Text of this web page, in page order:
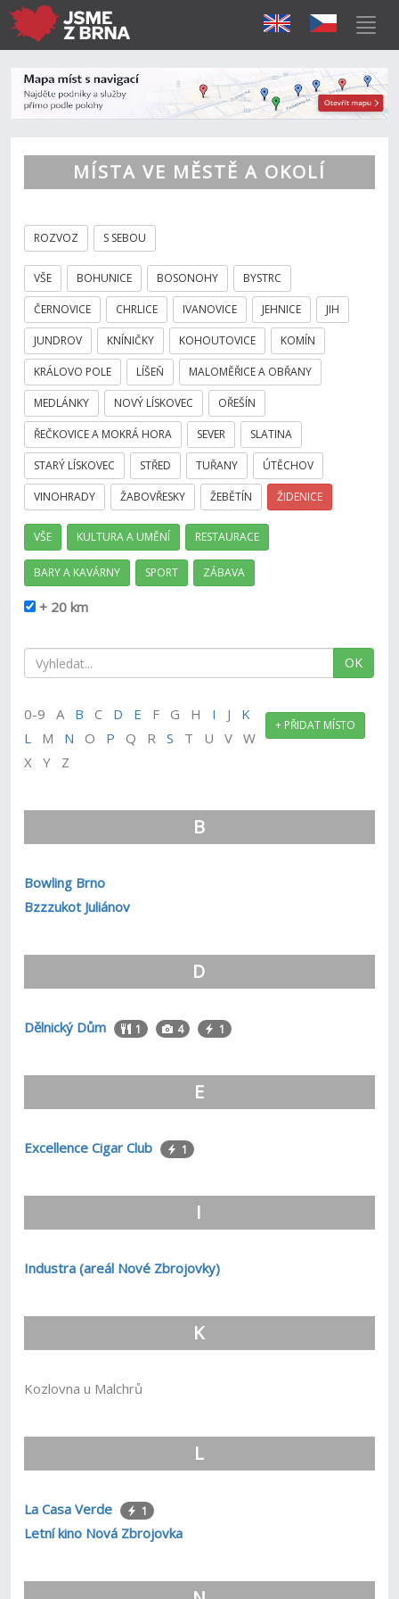
MÍSTA VE MĚSTĚ A OKOLÍ
ROZVOZ S SEBOU
VŠE BOHUNICE BOSONOHY BYSTRC
ČERNOVICE CHRLICE IVANOVICE JEHNICE JIH
JUNDROV KNÍNIČKY KOHOUTOVICE KOMÍN
KRÁLOVO POLE LÍŠEŇ MALOMĚŘICE A OBŘANY
MEDLÁNKY NOVÝ LÍSKOVEC OŘEŠÍN
ŘEČKOVICE A MOKRÁ HORA SEVER SLATINA
STARÝ LÍSKOVEC STŘED TUŘANY ÚTĚCHOV
VINOHRADY ŽABOVŘESKY ŽEBĚTÍN ŽIDENICE
VŠE KULTURA A UMĚNÍ RESTAURACE
BARY A KAVÁRNY SPORT ZÁBAVA
+ 20 km
OK
+ PŘIDAT MÍSTO
0-9 A B C D E F G H I J K
L M N O P Q RS T U V W
X Y Z
B
Bowling Brno
Bzzzukot Juliánov
D
Dělnický Dům 1 4 1
E
Excellence Cigar Club 1
I
Industra (areál Nové Zbrojovky)
K
Kozlovna u Malchrů
L
La Casa Verde 1
Letní kino Nová Zbrojovka